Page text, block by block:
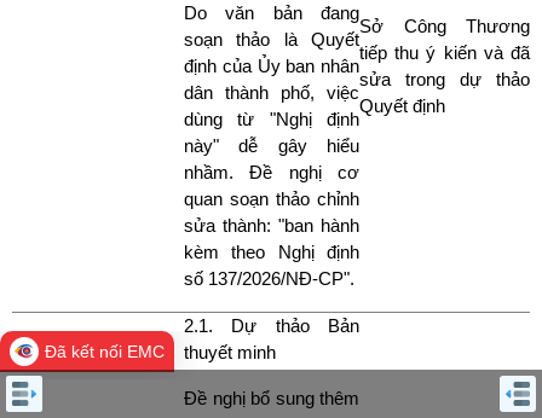
Do văn bản đang
soạn thảo là Quyết
định của Ủy ban nhân
dân thành phố, việc
dùng từ "Nghị định
này" dễ gây hiểu
nhầm. Đề nghị cơ
quan soạn thảo chỉnh
sửa thành: "ban hành
kèm theo Nghị định
số 137/2026/NĐ-CP".
Sở Công Thương
tiếp thu ý kiến và đã
sửa trong dự thảo
Quyết định
2.1. Dự thảo Bản
thuyết minh
Đề nghị bổ sung thêm
Đã kết nối EMC